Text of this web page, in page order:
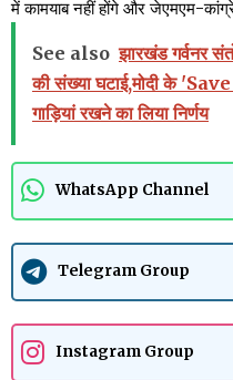
में कामयाब नहीं होंगे और जेएमएम-
See also झारखंड गर्वनर
की संख्या घटाई,मोदी के
गाड़ियां रखने का लिया निर्णय
WhatsApp Channel
Telegram Group
Instagram Group